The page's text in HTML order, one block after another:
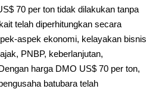
70 per ton tidak dilakukan tanpa
telah diperhitungkan secara
aspek ekonomi, kelayakan bisnis
PNBP, keberlanjutan,
harga DMO US$ 70 per ton,
batubara telah